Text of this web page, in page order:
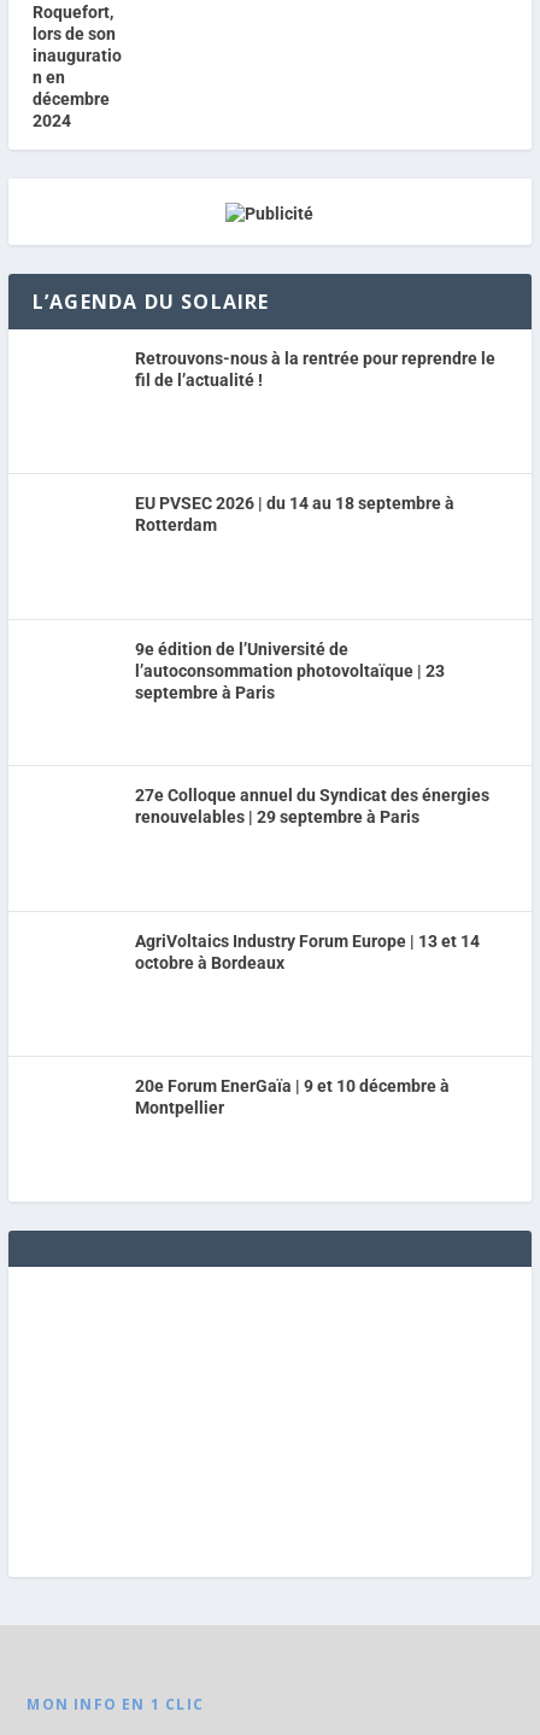
L’AGENDA DU SOLAIRE
Retrouvons-nous à la rentrée pour reprendre le
fil de l’actualité !
EU PVSEC 2026 | du 14 au 18 septembre à
Rotterdam
9e édition de l’Université de
l’autoconsommation photovoltaïque | 23
septembre à Paris
27e Colloque annuel du Syndicat des énergies
renouvelables | 29 septembre à Paris
AgriVoltaics Industry Forum Europe | 13 et 14
octobre à Bordeaux
20e Forum EnerGaïa | 9 et 10 décembre à
Montpellier
MON INFO EN 1 CLIC